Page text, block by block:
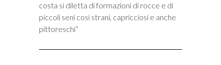
costa si diletta di formazioni di rocce e di
piccoli seni così strani, capricciosi e anche
pittoreschi”